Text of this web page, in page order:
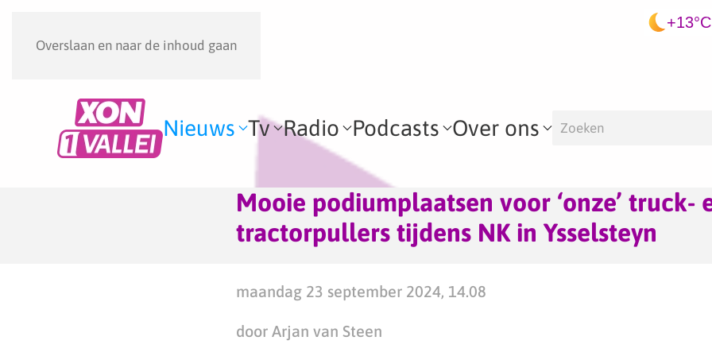
Overslaan en naar de inhoud gaan
+13°C
Nieuws Tv Radio Podcasts Over ons
Mooie podiumplaatsen voor ‘onze’ truck-
tractorpullers tijdens NK in Ysselsteyn
maandag 23 september 2024, 14.08
door Arjan van Steen